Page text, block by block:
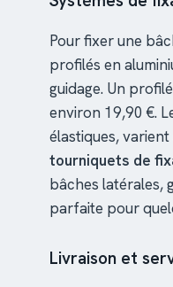
Pour fixer une
profilés en
guidage. Un
environ 19,90 €.
élastiques, varient
tourniquets de
bâches latérales,
parfaite pour
Livraison et